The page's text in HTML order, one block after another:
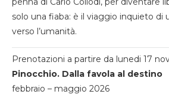
solo una fiaba: è il viaggio inquieto di
verso l’umanità.
Prenotazioni a partire da lunedi 17
Pinocchio. Dalla favola al destino
febbraio – maggio 2026